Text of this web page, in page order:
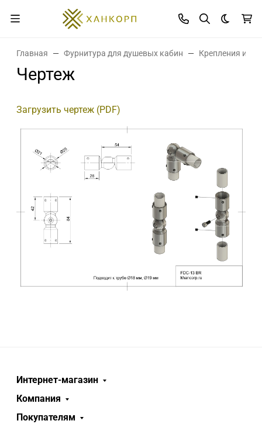
Темная
Главная Фурнитура для душевых кабин Крепления и
Чертеж
Загрузить чертеж (PDF)
Интернет-магазин
Компания
Покупателям